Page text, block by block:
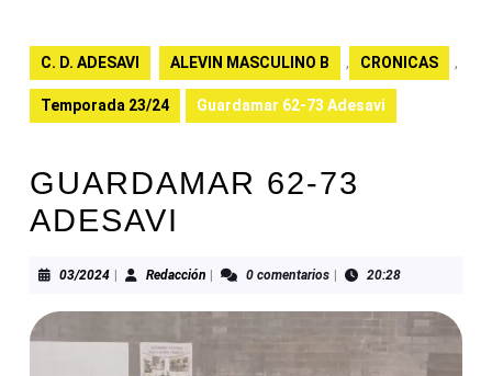
C. D. ADESAVI ALEVIN MASCULINO B , CRONICAS ,
Temporada 23/24 Guardamar 62-73 Adesavi
GUARDAMAR 62-73
ADESAVI
03/202403/2024RedacciónRedacción0 comentarios 20:28